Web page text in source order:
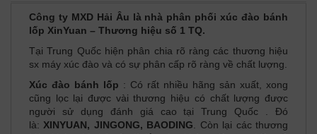
Công ty MXD Hải Âu là nhà phân phối xúc đào bánh
lốp XinYuan – Thương hiệu số 1 TQ.
Tại Trung Quốc hiện phân chia rõ ràng các thương hiệu
sx máy xúc đào và có sự phân cấp rõ ràng về chất lượng.
Xúc đào bánh lốp : Có rất nhiều hãng sản xuất, xong
cũng lọc lại được vài thương hiệu có chất lượng được
người sử dụng đánh giá cao tại Trung Quốc . Đó
là:XINYUAN, JINGONG, BAODING. Còn lại các thương